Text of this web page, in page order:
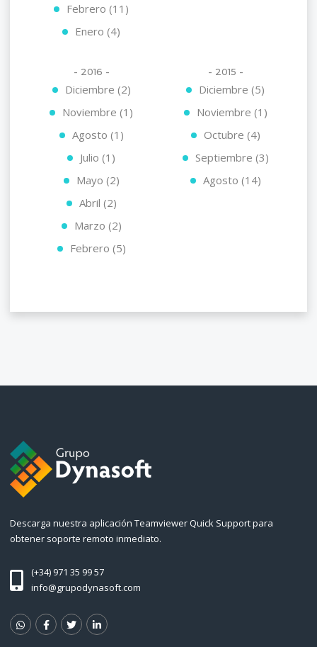
Febrero (11)
Enero (4)
- 2016 -
Diciembre (2)
Noviembre (1)
Agosto (1)
Julio (1)
Mayo (2)
Abril (2)
Marzo (2)
Febrero (5)
- 2015 -
Diciembre (5)
Noviembre (1)
Octubre (4)
Septiembre (3)
Agosto (14)
Descarga nuestra aplicación Teamviewer Quick Support para
obtener soporte remoto inmediato.
(+34) 971 35 99 57
info@grupodynasoft.com